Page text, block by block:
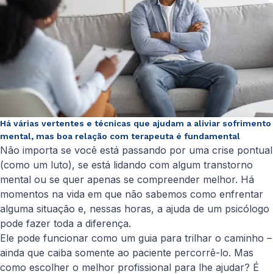
Há várias vertentes e técnicas que ajudam a aliviar sofrimento
mental, mas boa relação com terapeuta é fundamental
Não importa se você está passando por uma crise pontual
(como um luto), se está lidando com algum transtorno
mental ou se quer apenas se compreender melhor. Há
momentos na vida em que não sabemos como enfrentar
alguma situação e, nessas horas, a ajuda de um psicólogo
pode fazer toda a diferença.
Ele pode funcionar como um guia para trilhar o caminho –
ainda que caiba somente ao paciente percorrê-lo. Mas
como escolher o melhor profissional para lhe ajudar? É